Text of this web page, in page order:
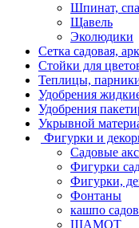
Шпинат,
Щавель
Эколюдики
Сетка садовая,
Стойки для
Теплицы,
Удобрения
Удобрения
Укрывной
Фигурки и
Садовые
Фигурки
Фигурки,
Фонтаны
кашпо
ШАМОТ